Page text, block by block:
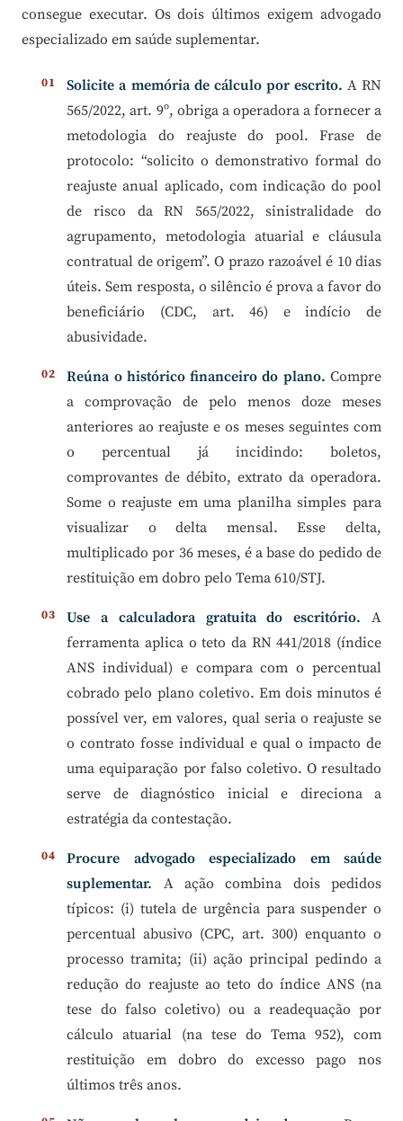
consegue executar. Os dois últimos exigem advogado
especializado em saúde suplementar.
Solicite a memória de cálculo por escrito. A RN
565/2022, art. 9º, obriga a operadora a fornecer a
metodologia do reajuste do pool. Frase de
protocolo: “solicito o demonstrativo formal do
reajuste anual aplicado, com indicação do pool
de risco da RN 565/2022, sinistralidade do
agrupamento, metodologia atuarial e cláusula
contratual de origem”. O prazo razoável é 10 dias
úteis. Sem resposta, o silêncio é prova a favor do
beneficiário (CDC, art. 46) e indício de
abusividade.
Reúna o histórico financeiro do plano. Compre
a comprovação de pelo menos doze meses
anteriores ao reajuste e os meses seguintes com
o percentual já incidindo: boletos,
comprovantes de débito, extrato da operadora.
Some o reajuste em uma planilha simples para
visualizar o delta mensal. Esse delta,
multiplicado por 36 meses, é a base do pedido de
restituição em dobro pelo Tema 610/STJ.
Use a calculadora gratuita do escritório. A
ferramenta aplica o teto da RN 441/2018 (índice
ANS individual) e compara com o percentual
cobrado pelo plano coletivo. Em dois minutos é
possível ver, em valores, qual seria o reajuste se
o contrato fosse individual e qual o impacto de
uma equiparação por falso coletivo. O resultado
serve de diagnóstico inicial e direciona a
estratégia da contestação.
Procure advogado especializado em saúde
suplementar. A ação combina dois pedidos
típicos: (i) tutela de urgência para suspender o
percentual abusivo (CPC, art. 300) enquanto o
processo tramita; (ii) ação principal pedindo a
redução do reajuste ao teto do índice ANS (na
tese do falso coletivo) ou a readequação por
cálculo atuarial (na tese do Tema 952), com
restituição em dobro do excesso pago nos
últimos três anos.